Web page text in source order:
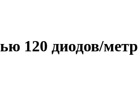
120 диодов/метр